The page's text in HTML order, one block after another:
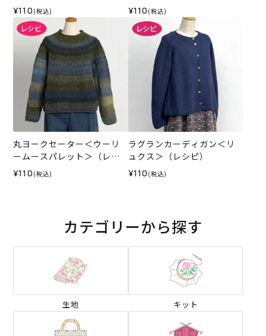
¥110 (税込) ¥110 (税込)
丸ヨークセーター＜ウーリ
ームースパレット＞（レシ
ピ）
¥110 (税込)
ラグランカーディガン＜リ
ュクス＞（レシピ）
¥110 (税込)
カテゴリーから探す
生地 キット